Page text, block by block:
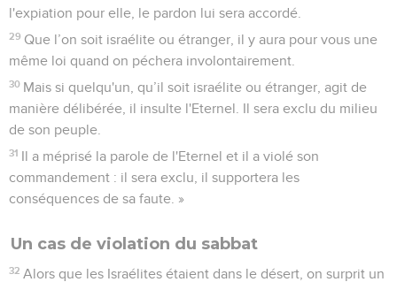
l'expiation pour elle, le pardon lui sera accordé.
29 Que l’on soit israélite ou étranger, il y aura pour vous une
même loi quand on péchera involontairement.
30 Mais si quelqu'un, qu’il soit israélite ou étranger, agit de
manière délibérée, il insulte l'Eternel. Il sera exclu du milieu
de son peuple.
31 Il a méprisé la parole de l'Eternel et il a violé son
commandement : il sera exclu, il supportera les
conséquences de sa faute. »
Un cas de violation du sabbat
32 Alors que les Israélites étaient dans le désert, on surprit un